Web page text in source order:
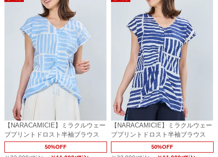
【NARACAMICIE】ミラクルウェー
ブプリントドロスト半袖ブラウス
50%OFF
【NARACAMICIE】ミラクルウェー
ブプリントドロスト半袖ブラウス
50%OFF